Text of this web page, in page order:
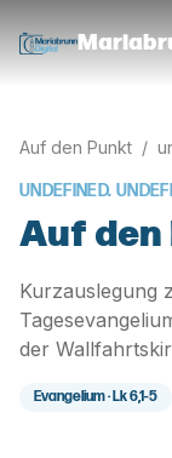
Auf den Punkt /
UNDEFINED.
Auf den
Kurzauslegung
der
Evangelium ·Lk 6,1-5